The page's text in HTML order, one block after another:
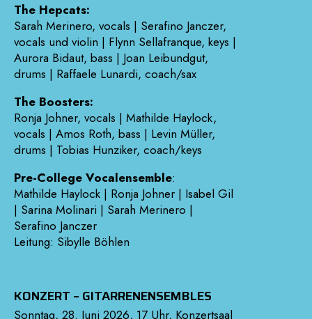
The Hepcats:
Sarah Merinero, vocals | Serafino Janczer,
vocals und violin | Flynn Sellafranque, keys |
Aurora Bidaut, bass | Joan Leibundgut,
drums | Raffaele Lunardi, coach/sax
The Boosters:
Ronja Johner, vocals | Mathilde Haylock,
vocals | Amos Roth, bass | Levin Müller,
drums | Tobias Hunziker, coach/keys
Pre-College Vocalensemble:
Mathilde Haylock | Ronja Johner | Isabel Gil
| Sarina Molinari | Sarah Merinero |
Serafino Janczer
Leitung: Sibylle Böhlen
KONZERT – GITARRENENSEMBLES
Sonntag, 28. Juni 2026, 17 Uhr, Konzertsaal